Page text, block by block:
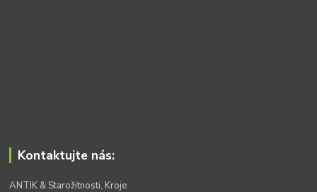
Kontaktujte nás:
ANTIK & Starožitnosti, Kroje